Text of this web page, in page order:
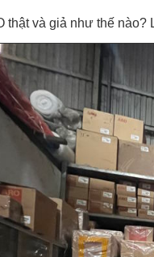
và giả như thế nào?